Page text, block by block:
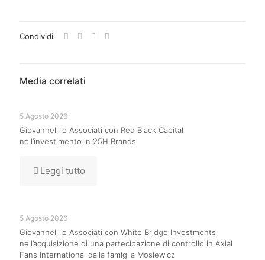
Condividi
Media correlati
5 Agosto 2026
Giovannelli e Associati con Red Black Capital
nell’investimento in 25H Brands
Leggi tutto
5 Agosto 2026
Giovannelli e Associati con White Bridge Investments
nell’acquisizione di una partecipazione di controllo in Axial
Fans International dalla famiglia Mosiewicz